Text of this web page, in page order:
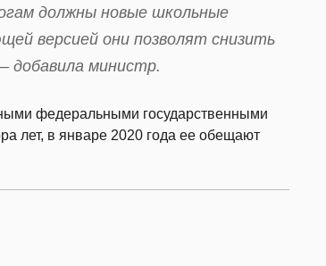
должны новые школьные
версией они позволят снизить
добавила министр.
федеральными государственными
лет, в январе 2020 года ее обещают